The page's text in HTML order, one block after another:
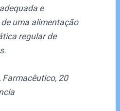
e
uma alimentação
regular de
20